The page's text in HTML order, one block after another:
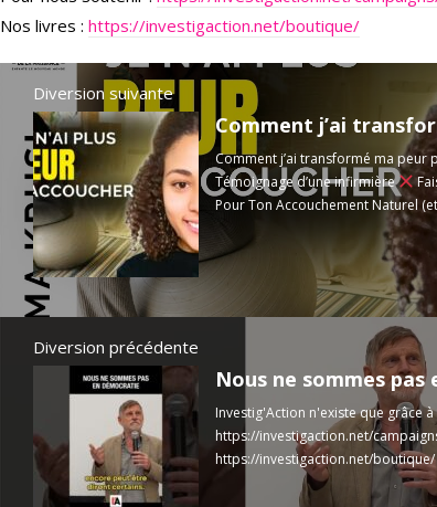
Nos livres : https://investigaction.net/boutique/
Diversion suivante
Comment j’ai transformé ma peur
Témoignage d’une infirmière
Pour Ton Accouchement Naturel
Diversion précédente
Investig'Action n'existe que grâce
https://investigaction.net/
https://investigaction.net/boutique/